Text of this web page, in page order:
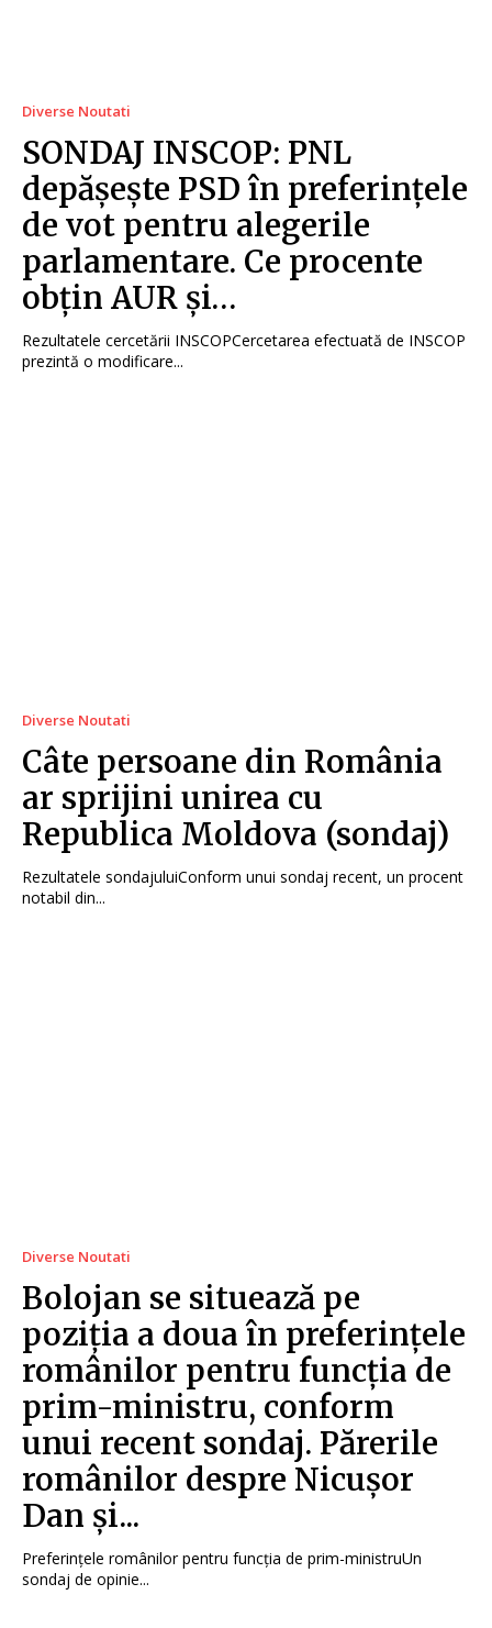
Diverse Noutati
SONDAJ INSCOP: PNL
depășește PSD în preferințele
de vot pentru alegerile
parlamentare. Ce procente
obțin AUR și…
Rezultatele cercetării INSCOPCercetarea efectuată de INSCOP
prezintă o modificare...
Diverse Noutati
Câte persoane din România
ar sprijini unirea cu
Republica Moldova (sondaj)
Rezultatele sondajuluiConform unui sondaj recent, un procent
notabil din...
Diverse Noutati
Bolojan se situează pe
poziția a doua în preferințele
românilor pentru funcția de
prim-ministru, conform
unui recent sondaj. Părerile
românilor despre Nicușor
Dan și...
Preferințele românilor pentru funcția de prim-ministruUn
sondaj de opinie...